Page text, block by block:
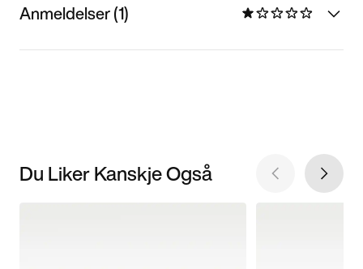
Anmeldelser (1)
Du Liker Kanskje Også